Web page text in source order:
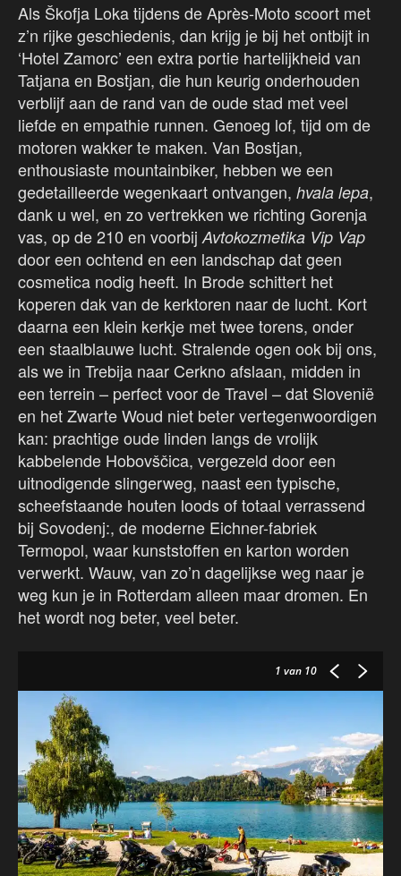
Als Škofja Loka tijdens de Après-Moto scoort met
z’n rijke geschiedenis, dan krijg je bij het ontbijt in
‘Hotel Zamorc’ een extra portie hartelijkheid van
Tatjana en Bostjan, die hun keurig onderhouden
verblijf aan de rand van de oude stad met veel
liefde en empathie runnen. Genoeg lof, tijd om de
motoren wakker te maken. Van Bostjan,
enthousiaste mountainbiker, hebben we een
gedetailleerde wegenkaart ontvangen, hvala lepa,
dank u wel, en zo vertrekken we richting Gorenja
vas, op de 210 en voorbij Avtokozmetika Vip Vap
door een ochtend en een landschap dat geen
cosmetica nodig heeft. In Brode schittert het
koperen dak van de kerktoren naar de lucht. Kort
daarna een klein kerkje met twee torens, onder
een staalblauwe lucht. Stralende ogen ook bij ons,
als we in Trebija naar Cerkno afslaan, midden in
een terrein – perfect voor de Travel – dat Slovenië
en het Zwarte Woud niet beter vertegenwoordigen
kan: prachtige oude linden langs de vrolijk
kabbelende Hobovščica, vergezeld door een
uitnodigende slingerweg, naast een typische,
scheefstaande houten loods of totaal verrassend
bij Sovodenj:, de moderne Eichner-fabriek
Termopol, waar kunststoffen en karton worden
verwerkt. Wauw, van zo’n dagelijkse weg naar je
weg kun je in Rotterdam alleen maar dromen. En
het wordt nog beter, veel beter.
1 van 10